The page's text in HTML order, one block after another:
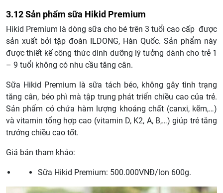
3.12 Sản phẩm sữa Hikid Premium
Hikid Premium là dòng sữa cho bé trên 3 tuổi cao cấp được
sản xuất bởi tập đoàn ILDONG, Hàn Quốc. Sản phẩm này
được thiết kế công thức dinh dưỡng lý tưởng dành cho trẻ 1
– 9 tuổi không có nhu cầu tăng cân.
Sữa Hikid Premium là sữa tách béo, không gây tình trạng
tăng cân, béo phì mà tập trung phát triển chiều cao của trẻ.
Sản phẩm có chứa hàm lượng khoáng chất (canxi, kẽm,…)
và vitamin tổng hợp cao (vitamin D, K2, A, B,…) giúp trẻ tăng
trưởng chiều cao tốt.
Giá bán tham khảo:
Sữa Hikid Premium: 500.000VNĐ/lon 600g.